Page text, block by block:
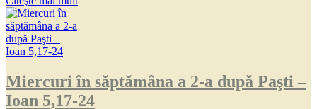
Miercuri în săptămâna a 2-a după Paşti –
Ioan 5,17-24